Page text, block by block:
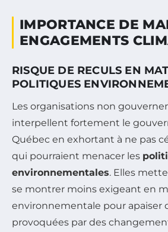
IMPORTANCE DE
ENGAGEMENTS
RISQUE DE RECULS EN
POLITIQUES
Les organisations non
interpellent fortement le
Québec en exhortant à ne pas
qui pourraient menacer les
environnementales. Elles
se montrer moins exigeant en
environnementale pour apaiser
provoquées par des